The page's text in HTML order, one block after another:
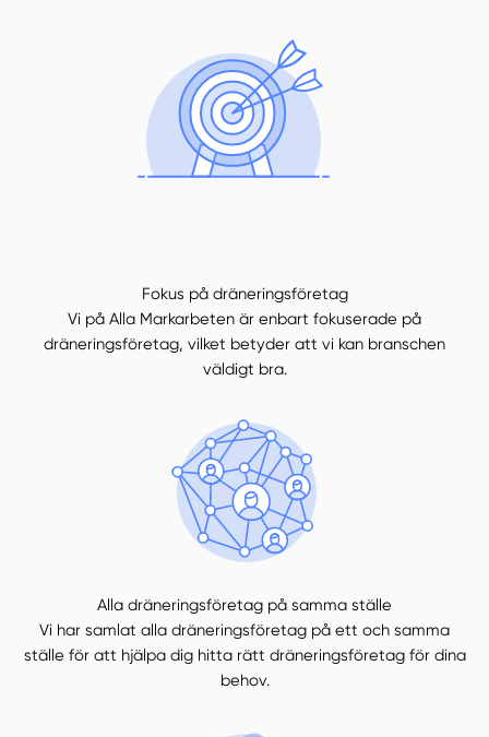
Fokus på dräneringsföretag
Vi på Alla Markarbeten är enbart fokuserade på
dräneringsföretag, vilket betyder att vi kan branschen
väldigt bra.
Alla dräneringsföretag på samma ställe
Vi har samlat alla dräneringsföretag på ett och samma
ställe för att hjälpa dig hitta rätt dräneringsföretag för dina
behov.